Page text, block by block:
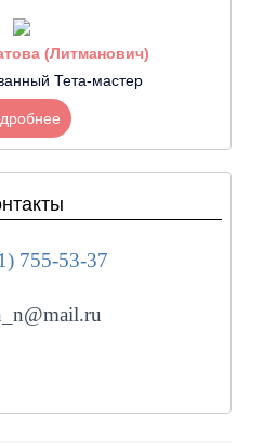
(Литманович)
Тета-мастер
755-53-37